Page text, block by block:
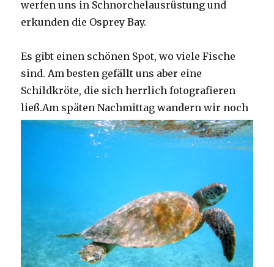
werfen uns in Schnorchelausrüstung und
erkunden die Osprey Bay.
Es gibt einen schönen Spot, wo viele Fische
sind. Am besten gefällt uns aber eine
Schildkröte, die sich herrlich fotografieren
ließ.Am späten Nachmittag wandern wir noch